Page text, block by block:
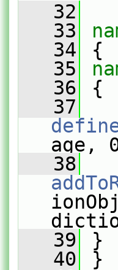
   32
   33
   34
{
   35
   36
{
   37
age,
   38
   39
}
   40
}